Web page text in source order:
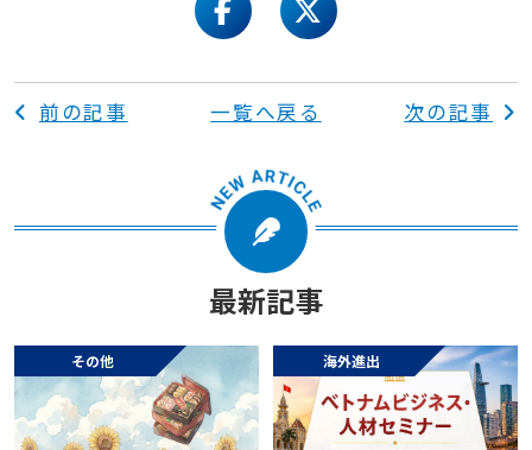
facebooktwitter
前の記事 一覧へ戻る 次の記事
最新記事
その他 海外進出